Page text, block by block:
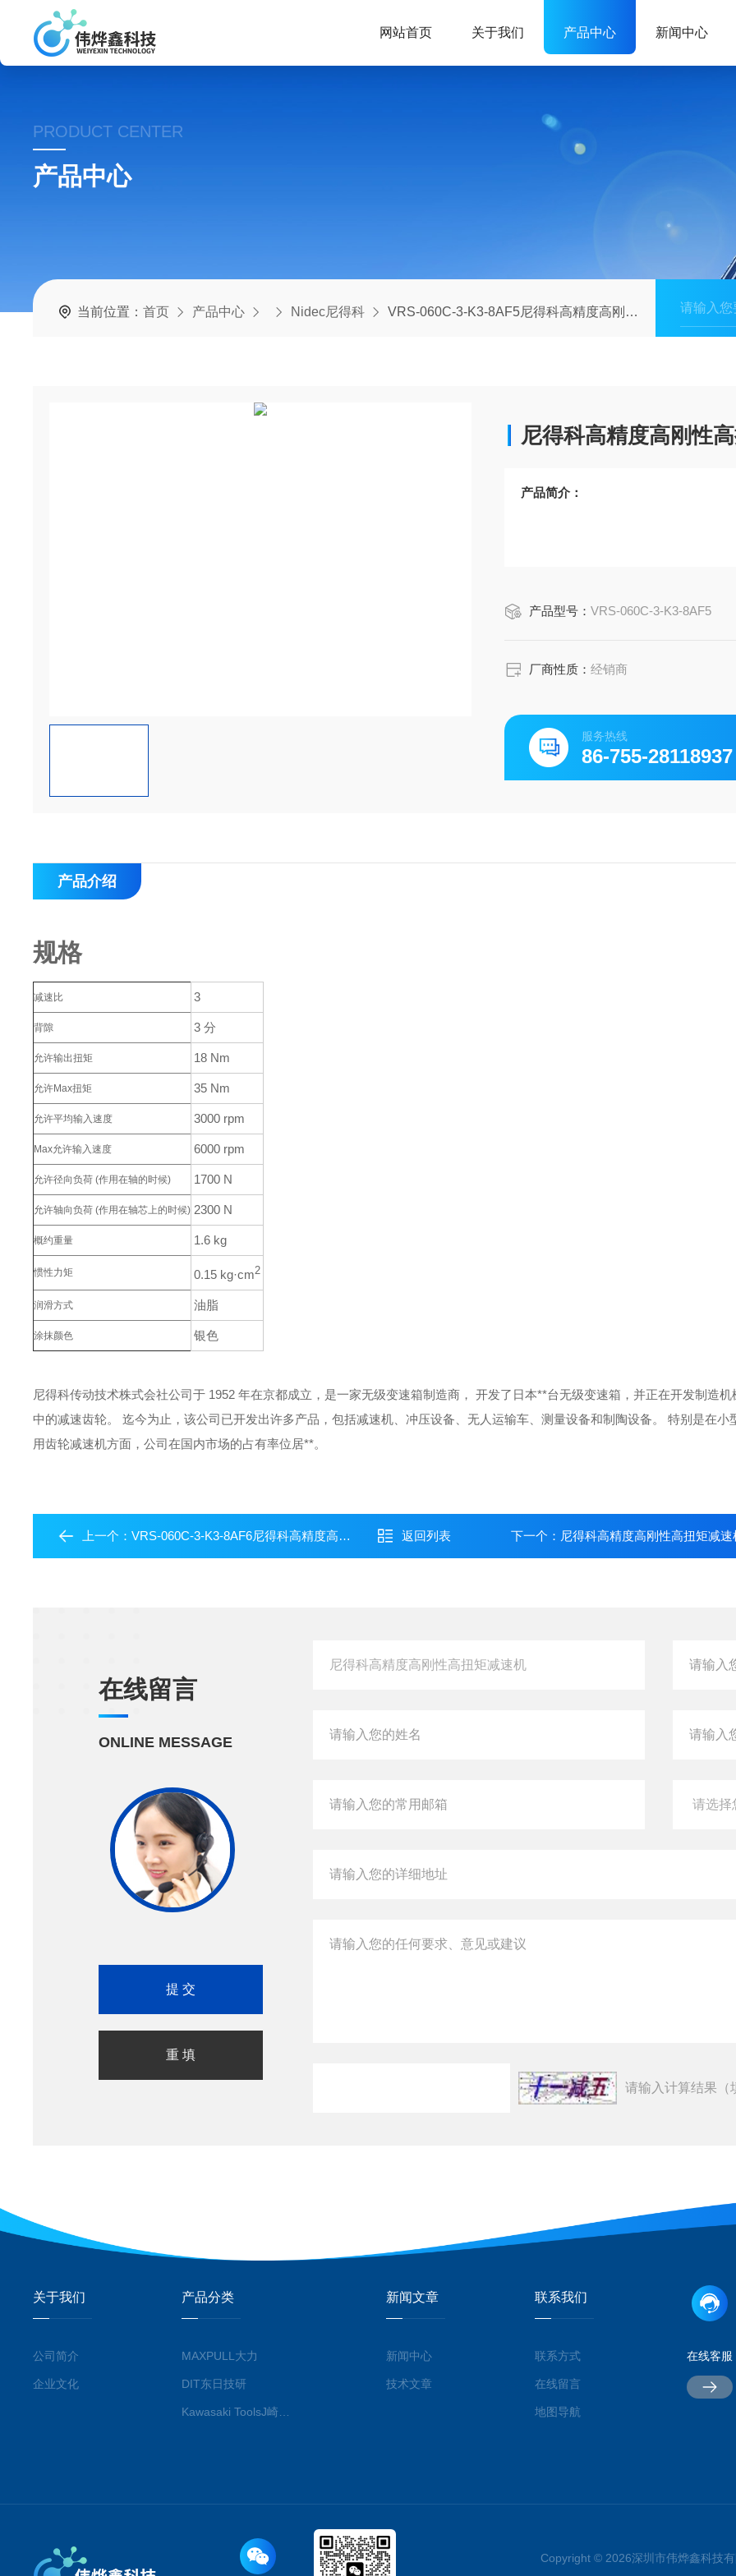
网站首页 关于我们 产品中心 新闻中心
PRODUCT CENTER
产品中心
当前位置：首页 产品中心 Nidec尼得科 VRS-060C-3-K3-8AF5尼得科高精度高刚性高扭矩减速机
尼得科高精度高刚性
产品简介：
产品型号：VRS-060C-3-K3-8AF5
厂商性质：经销商
服务热线
86-755-28118937
产品介绍
规格
减速比 3
背隙 3 分
允许输出扭矩 18 Nm
允许Max扭矩 35 Nm
允许平均输入速度 3000 rpm
Max允许输入速度 6000 rpm
允许径向负荷 (作用在轴的时候) 1700 N
允许轴向负荷 (作用在轴芯上的时候) 2300 N
概约重量 1.6 kg
惯性力矩 0.15 kg·cm2
润滑方式 油脂
涂抹颜色 银色
尼得科传动技术株式会社公司于 1952 年在京都成立，是一家无级变速箱制造商，
开发了日本**台无级变速箱，并正在开发制造机
中的减速齿轮。
迄今为止，该公司已开发出许多产品，包括减速机、冲压设备、无人运输车、测量设备和制陶设备。
特别是在小
用齿轮减速机方面，公司在国内市场的占有率位居**。
上一个：VRS-060C-3-K3-8AF6尼得科高精度高刚性高扭矩减速机 返回列表 下一个： 尼得科高精度高刚性高扭矩减速
在线留言
ONLINE MESSAGE
请输入计算结果（
关于我们
公司简介
企业文化
产品分类
MAXPULL大力
DIT东日技研
Kawasaki ToolsJ崎工具
新闻文章
新闻中心
技术文章
联系我们
联系方式
在线留言
地图导航
在线客服
Copyright © 2026深圳市伟烨鑫科技